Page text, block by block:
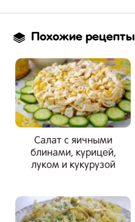
Похожие рецепты
Салат с яичными
блинами, курицей,
луком и кукурузой